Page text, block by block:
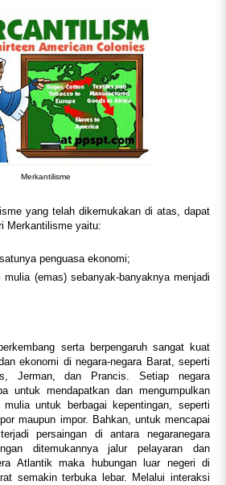
Merkantilisme
yang telah dikemukakan di atas, dapat
Merkantilisme yaitu:
penguasa ekonomi;
mulia (emas) sebanyak-banyaknya menjadi
serta berpengaruh sangat kuat
ekonomi di negara-negara Barat, seperti
Jerman, dan Prancis. Setiap negara
untuk mendapatkan dan mengumpulkan
untuk berbagai kepentingan, seperti
maupun impor. Bahkan, untuk mencapai
persaingan di antara negaranegara
ditemukannya jalur pelayaran dan
Atlantik maka hubungan luar negeri di
semakin terbuka lebar. Melalui interaksi